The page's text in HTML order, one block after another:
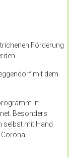
Förderung
mit dem
in
Besonders
selbst mit Hand
Corona-